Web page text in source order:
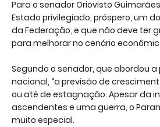
Para o senador Oriovisto
Estado privilegiado, próspero, um
da Federação, e que não deve ter
para melhorar no cenário
Segundo o senador, que abordou
nacional, “a previsão de
ou até de estagnação. Apesar da
ascendentes e uma guerra, o
muito especial.